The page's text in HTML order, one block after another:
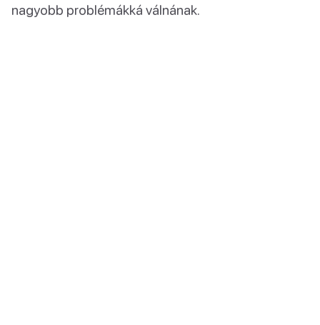
nagyobb problémákká válnának.